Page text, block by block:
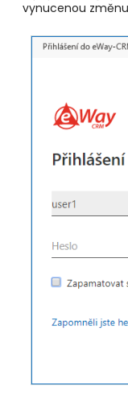
vynucenou